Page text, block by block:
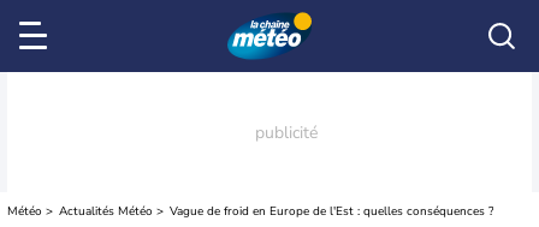
Météo Actualités Météo Vague de froid en Europe de l'Est : quelles conséquences ?